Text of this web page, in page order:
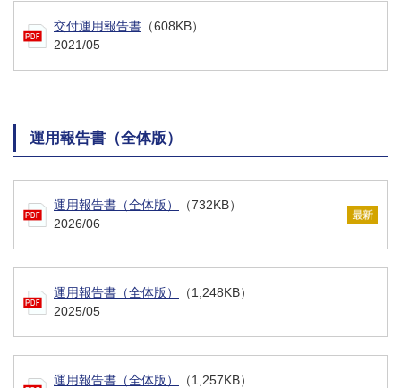
交付運用報告書 （608KB）
2021/05
運用報告書（全体版）
運用報告書（全体版）
（732KB）
2026/06
運用報告書（全体版）
（1,248KB）
2025/05
運用報告書（全体版）
（1,257KB）